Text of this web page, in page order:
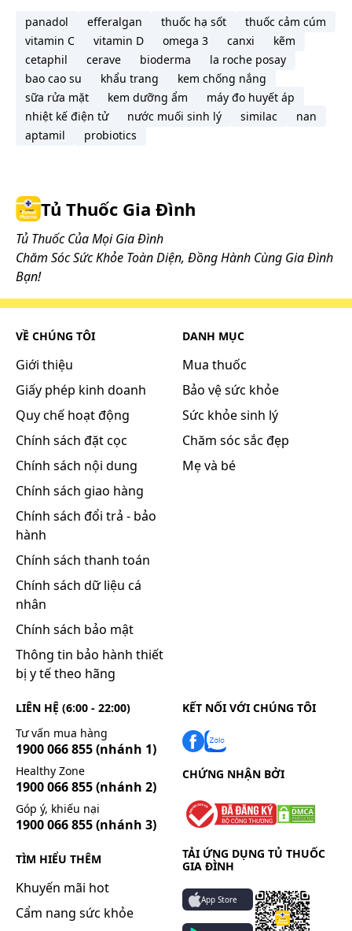
panadol efferalgan thuốc hạ sốt
thuốc cảm cúm
vitamin C
vitamin D omega 3 canxi
kẽm
cetaphil
cerave bioderma
la roche posay
bao cao su
khẩu trang
kem chống nắng
sữa rửa mặt
kem dưỡng ẩm
máy đo huyết áp
nhiệt kế điện tử
nước muối sinh lý similac
nan
aptamil
probiotics
Tủ Thuốc Gia Đình
Tủ Thuốc Của Mọi Gia Đình
Chăm Sóc Sức Khỏe Toàn Diện, Đồng Hành Cùng Gia Đình
Bạn!
VỀ CHÚNG TÔI
Giới thiệu
Giấy phép kinh doanh
Quy chế hoạt động
Chính sách đặt cọc
Chính sách nội dung
Chính sách giao hàng
Chính sách đổi trả - bảo
hành
Chính sách thanh toán
Chính sách dữ liệu cá
nhân
Chính sách bảo mật
Thông tin bảo hành thiết
bị y tế theo hãng
DANH MỤC
Mua thuốc
Bảo vệ sức khỏe
Sức khỏe sinh lý
Chăm sóc sắc đẹp
Mẹ và bé
LIÊN HỆ (6:00 - 22:00)
Tư vấn mua hàng
1900 066 855(nhánh 1)
Healthy Zone
1900 066 855(nhánh 2)
Góp ý, khiếu nại
1900 066 855(nhánh 3)
TÌM HIỂU THÊM
Khuyến mãi hot
Cẩm nang sức khỏe
KẾT NỐI VỚI CHÚNG TÔI
CHỨNG NHẬN BỞI
TẢI ỨNG DỤNG TỦ THUỐC
GIA ĐÌNH
App Store